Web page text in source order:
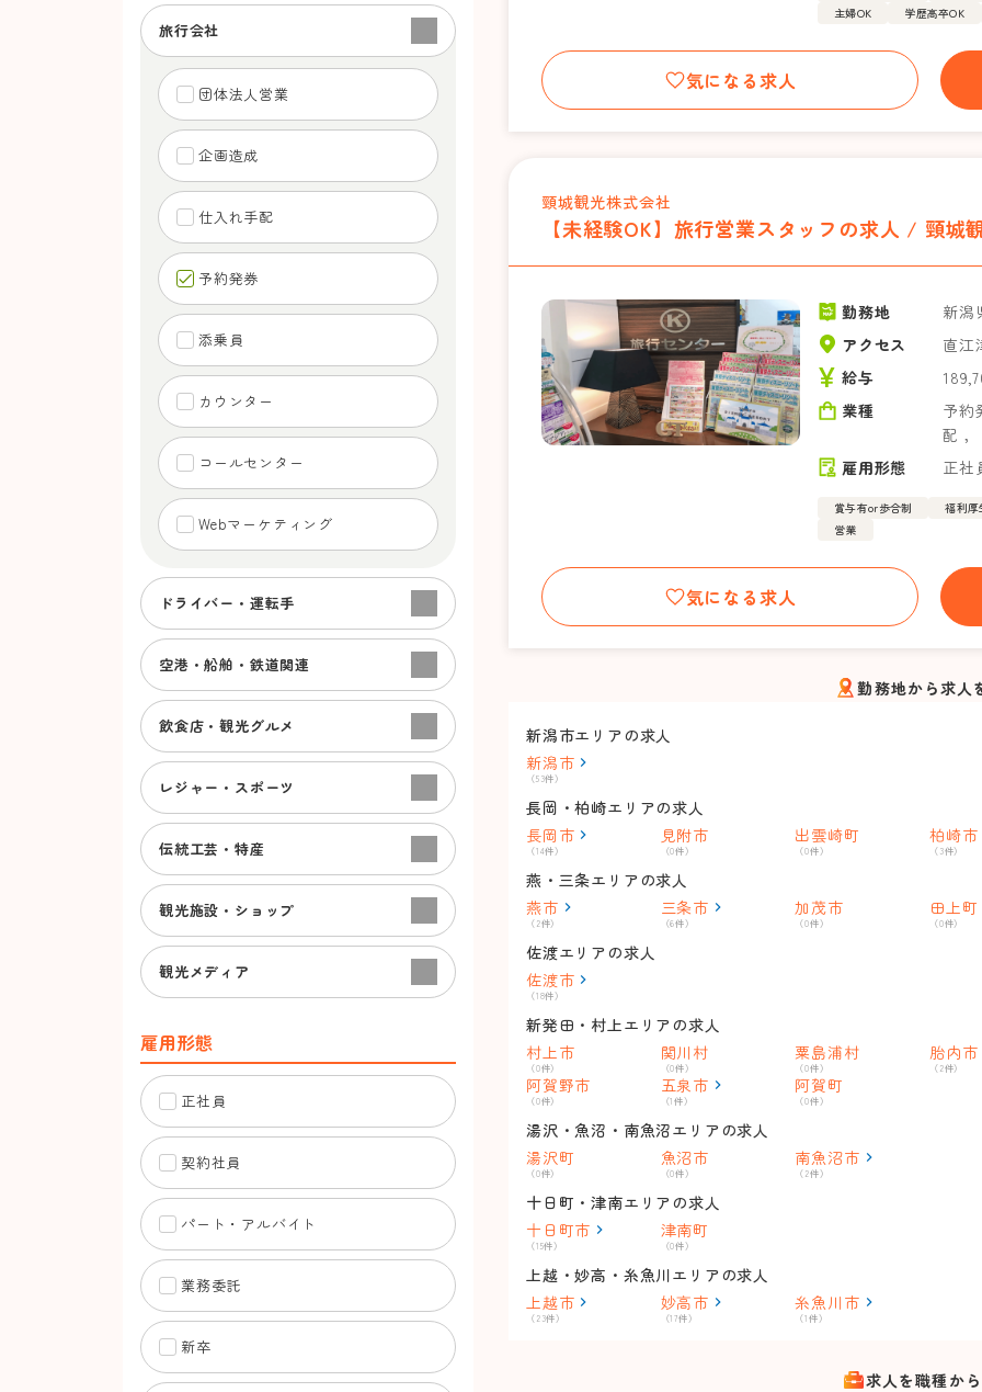
旅行会社
団体法人営業
企画造成
仕入れ手配
予約発券
添乗員
カウンター
コールセンター
Webマーケティング
ドライバー・運転手
空港・船舶・鉄道関連
飲食店・観光グルメ
レジャー・スポーツ
伝統工芸・特産
観光施設・ショップ
観光メディア
雇用形態
正社員
契約社員
パート・アルバイト
業務委託
新卒
主婦OK
学歴高卒OK
気になる求人
頸城観光株式会社
【未経験OK】旅行営業スタッフの求人 / 頸城
勤務地
新潟
アクセス
直江
給与
業種
予
配 ，
雇用形態
正社
賞与有or歩合制
福利
営業
気になる求人
勤務地から求人
新潟市エリアの求人
新潟市
（53件）
長岡・柏崎エリアの求人
長岡市
（14件）
見附市
（0件）
出雲崎町
（0件）
柏崎市
（3件）
燕・三条エリアの求人
燕市
（2件）
三条市
（6件）
加茂市
（0件）
田上町
（0件）
佐渡エリアの求人
佐渡市
（18件）
新発田・村上エリアの求人
村上市
（0件）
関川村
（0件）
粟島浦村
（0件）
胎内市
（2件）
阿賀野市
（0件）
五泉市
（1件）
阿賀町
（0件）
湯沢・魚沼・南魚沼エリアの求人
湯沢町
（0件）
魚沼市
（0件）
南魚沼市
（2件）
十日町・津南エリアの求人
十日町市
（15件）
津南町
（0件）
上越・妙高・糸魚川エリアの求人
上越市
（23件）
妙高市
（17件）
糸魚川市
（1件）
求人を職種か